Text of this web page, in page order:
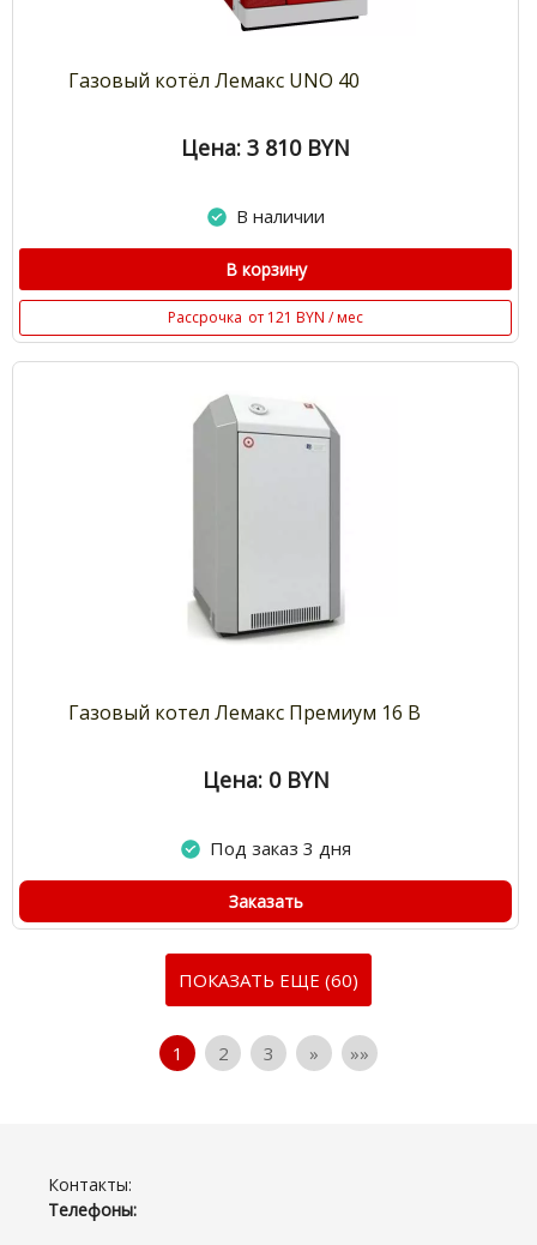
Газовый котёл Лемакс UNO 40
Цена: 3 810 BYN
В наличии
В корзину
Рассрочка от 121 BYN / мес
Газовый котел Лемакс Премиум 16 В
Цена: 0 BYN
Под заказ 3 дня
Заказать
ПОКАЗАТЬ ЕЩЕ (60)
1 2 3 » »»
Контакты:
Телефоны: